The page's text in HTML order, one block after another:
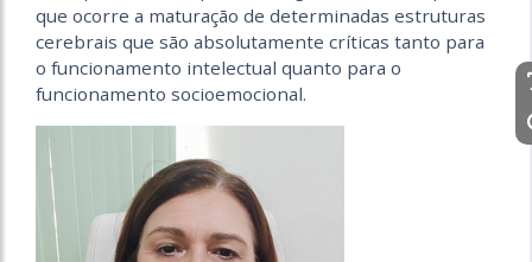
que ocorre a maturação de determinadas estruturas
cerebrais que são absolutamente críticas tanto para
o funcionamento intelectual quanto para o
funcionamento socioemocional.